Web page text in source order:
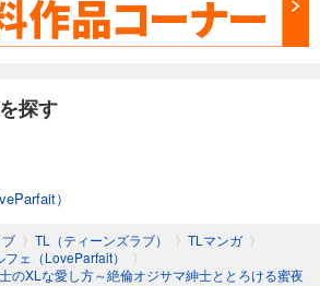
探す
）
〉 TL（ティーンズラブ） 〉 TLマンガ 〉
フェ（LoveParfait）
〉
のXLな愛し方～絶倫オジサマ紳士ととろける蜜夜